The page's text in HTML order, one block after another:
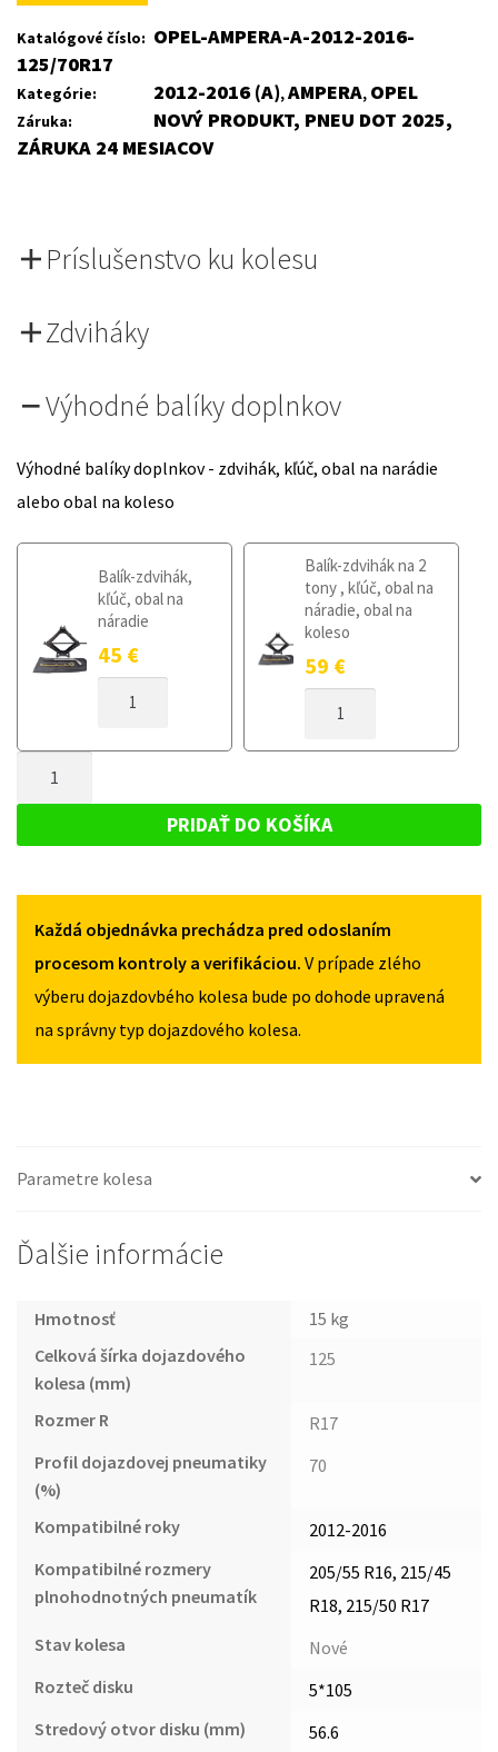
168 €.
143 €.
Katalógové číslo: OPEL-AMPERA-A-2012-2016-
125/70R17
Kategórie: 2012-2016 (A),AMPERA, OPEL
Záruka:
NOVÝ PRODUKT, PNEU DOT 2025,
ZÁRUKA 24 MESIACOV
Príslušenstvo ku kolesu
Zdviháky
Výhodné balíky doplnkov
Výhodné balíky doplnkov - zdvihák, kľúč, obal na narádie
alebo obal na koleso
Balík-zdvihák,
kľúč, obal na
náradie
45 €
DOJAZDOVÉ
OPEL
A
2016
Balík-zdvihák na 2
tony , kľúč, obal na
náradie, obal na
koleso
59 €
DOJAZDOVÉ
A
2012-
5X115
OPEL
2012-
2016
125/70R17
PRIDAŤ DO KOŠÍKA
Každá objednávka prechádza pred odoslaním
procesom kontroly a verifikáciou. V prípade zlého
výberu dojazdovbého kolesa bude po dohode upravená
na správny typ dojazdového kolesa.
Parametre kolesa
Ďalšie informácie
Hmotnosť
15 kg
Celková šírka dojazdového
kolesa (mm)
125
Rozmer R
R17
Profil dojazdovej pneumatiky
(%)
70
Kompatibilné roky
2012-2016
Kompatibilné rozmery
plnohodnotných pneumatík
205/55 R16, 215/45
R18, 215/50 R17
Stav kolesa
Nové
Rozteč disku
5*105
Stredový otvor disku (mm)
56.6